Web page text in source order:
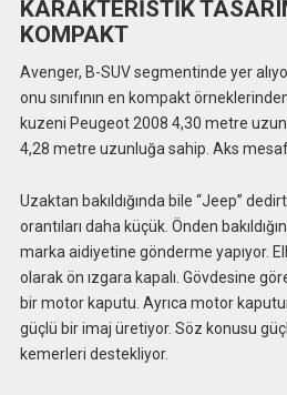
KARAKTERİSTİK
KOMPAKT
Avenger, B-SUV segmentinde yer
onu sınıfının en kompakt
kuzeni Peugeot 2008 4,30 metre
4,28 metre uzunluğa sahip. Aks
Uzaktan bakıldığında bile “Jeep”
orantıları daha küçük. Önden
marka aidiyetine gönderme yapıyor.
olarak ön ızgara kapalı. Gövdesine
bir motor kaputu. Ayrıca motor
güçlü bir imaj üretiyor. Söz konusu
kemerleri destekliyor.